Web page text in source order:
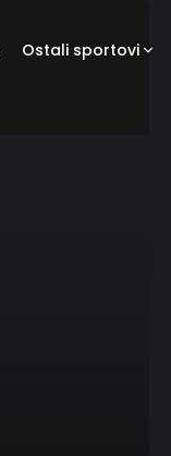
Ostali sportovi